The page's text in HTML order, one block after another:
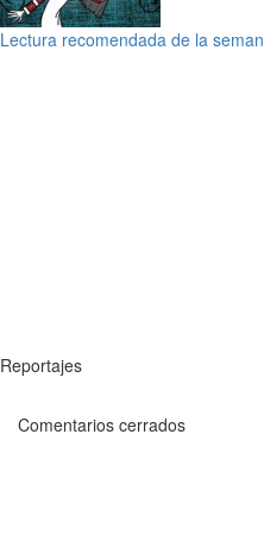
Lectura recomendada de la
Reportajes
Comentarios cerrados